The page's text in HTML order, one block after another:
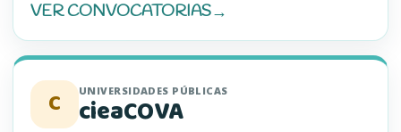
VER CONVOCATORIAS→
EOI (SE ABRE EN UNA PESTAÑA NUEVA)
C UNIVERSIDADES PÚBLICAS
cieaCOVA